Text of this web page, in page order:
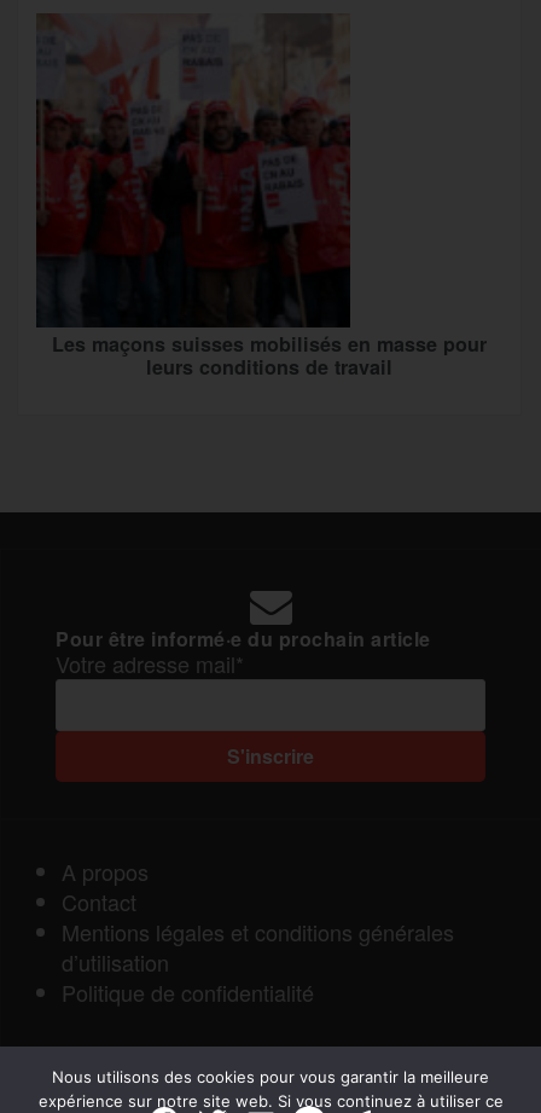
Les maçons suisses mobilisés en masse pour
leurs conditions de travail
Pour être informé·e du prochain article
Votre adresse mail*
A propos
Contact
Mentions légales et conditions générales
d’utilisation
Politique de confidentialité
Nous utilisons des cookies pour vous garantir la meilleure
expérience sur notre site web. Si vous continuez à utiliser ce